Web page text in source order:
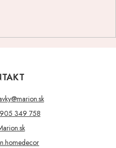
@marion.sk
349 758